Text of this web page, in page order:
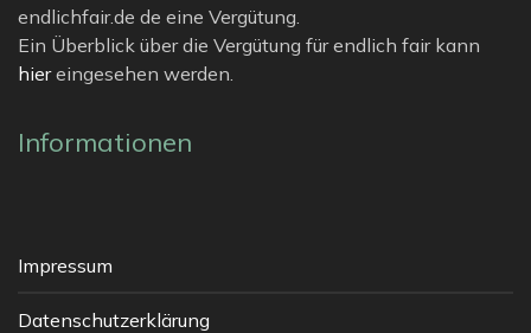
endlichfair.de de eine Vergütung.
Ein Überblick über die Vergütung für endlich fair kann
hiereingesehen werden.
Informationen
Impressum
Datenschutzerklärung